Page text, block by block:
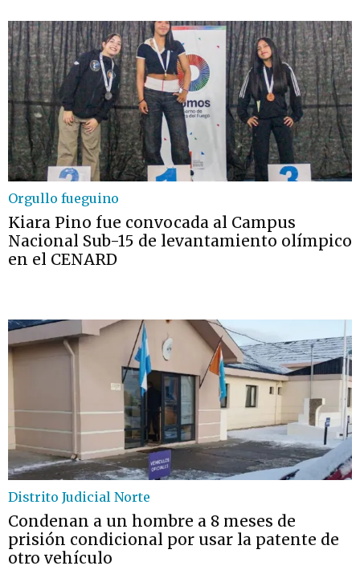
Orgullo fueguino
Kiara Pino fue convocada al Campus
Nacional Sub-15 de levantamiento olímpico
en el CENARD
Distrito Judicial Norte
Condenan a un hombre a 8 meses de
prisión condicional por usar la patente de
otro vehículo